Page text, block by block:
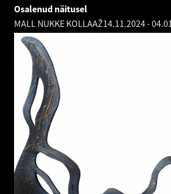
Osalenud näitusel
MALL NUKKE KOLLAAŽ14.11.2024-